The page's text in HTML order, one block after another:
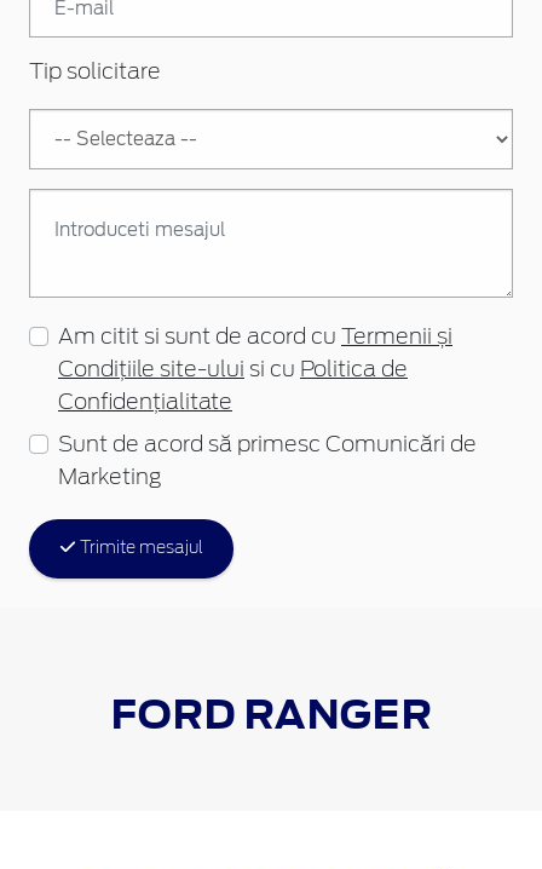
Tip solicitare
Am citit si sunt de acord cu
Termenii și
Condițiile site-ului si cu Politica de
Confidențialitate
Sunt de acord să primesc Comunicări de
Marketing
Trimite mesajul
FORD RANGER